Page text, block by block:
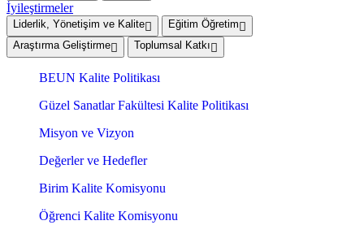
İyileştirmeler
Liderlik, Yönetişim ve Kalite
Eğitim Öğretim
Araştırma Geliştirme
Toplumsal Katkı
BEUN Kalite Politikası
Güzel Sanatlar Fakültesi Kalite Politikası
Misyon ve Vizyon
Değerler ve Hedefler
Birim Kalite Komisyonu
Öğrenci Kalite Komisyonu